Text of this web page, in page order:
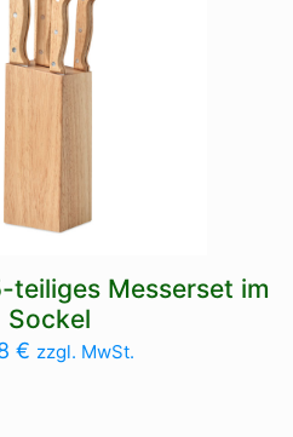
teiliges Messerset im
Sockel
€ zzgl. MwSt.